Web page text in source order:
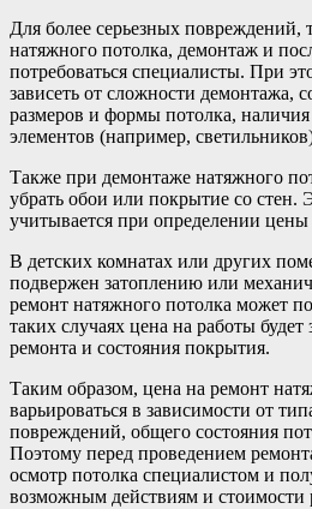
Для более серьезных повреждений,
натяжного потолка, демонтаж и
потребоваться специалисты. При
зависеть от сложности демонтажа,
размеров и формы потолка,
элементов (например,
Также при демонтаже натяжного
убрать обои или покрытие со стен.
учитывается при определении
В детских комнатах или других
подвержен затоплению или
ремонт натяжного потолка может
таких случаях цена на работы будет
ремонта и состояния покрытия.
Таким образом, цена на ремонт
варьироваться в зависимости от
повреждений, общего состояния
Поэтому перед проведением
осмотр потолка специалистом и
возможным действиям и стоимости